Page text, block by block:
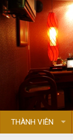
THÀNH VIÊN